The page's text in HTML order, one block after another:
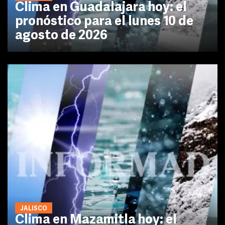
Clima en Guadalajara hoy: el
pronóstico para el lunes 10 de
agosto de 2026
JALISCO
Clima en Mazamitla hoy: el